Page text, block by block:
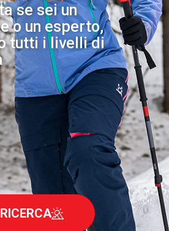
se sei un
o un esperto,
tutti i livelli di
RICERCA